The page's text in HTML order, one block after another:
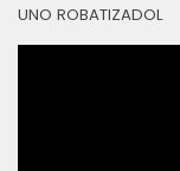
UNO ROBATIZADOL